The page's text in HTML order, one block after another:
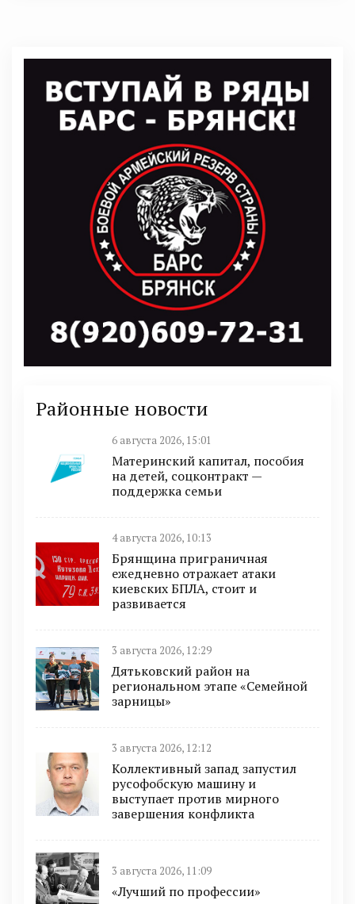
Районные новости
6 августа 2026, 15:01
Материнский капитал, пособия
на детей, соцконтракт —
поддержка семьи
4 августа 2026, 10:13
Брянщина приграничная
ежедневно отражает атаки
киевских БПЛА, стоит и
развивается
3 августа 2026, 12:29
Дятьковский район на
региональном этапе «Семейной
зарницы»
3 августа 2026, 12:12
Коллективный запад запустил
русофобскую машину и
выступает против мирного
завершения конфликта
3 августа 2026, 11:09
«Лучший по профессии»